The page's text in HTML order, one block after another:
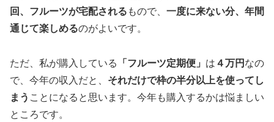
回、フルーツが宅配される もので、 一度に来ない分、年間
通じて楽しめるのがよいです。
ただ、私が購入している 「フルーツ定期便」 は ４万円 なの
で、今年の収入だと、 それだけで枠の半分以上を使ってし
まう ことになると思います。今年も購入するかは悩ましい
ところです。